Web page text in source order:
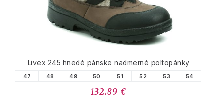
Livex 245 hnedé pánske nadmerné poltopánky
47 48 49 50 51 52 53 54
132.89 €